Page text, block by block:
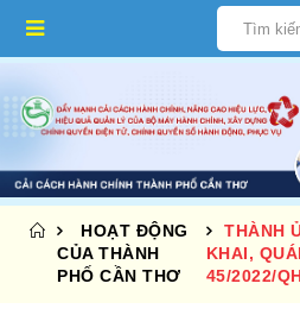
HOẠT ĐỘNG
CỦA THÀNH
PHỐ CẦN THƠ
THÀNH
KHAI,
45/2022/